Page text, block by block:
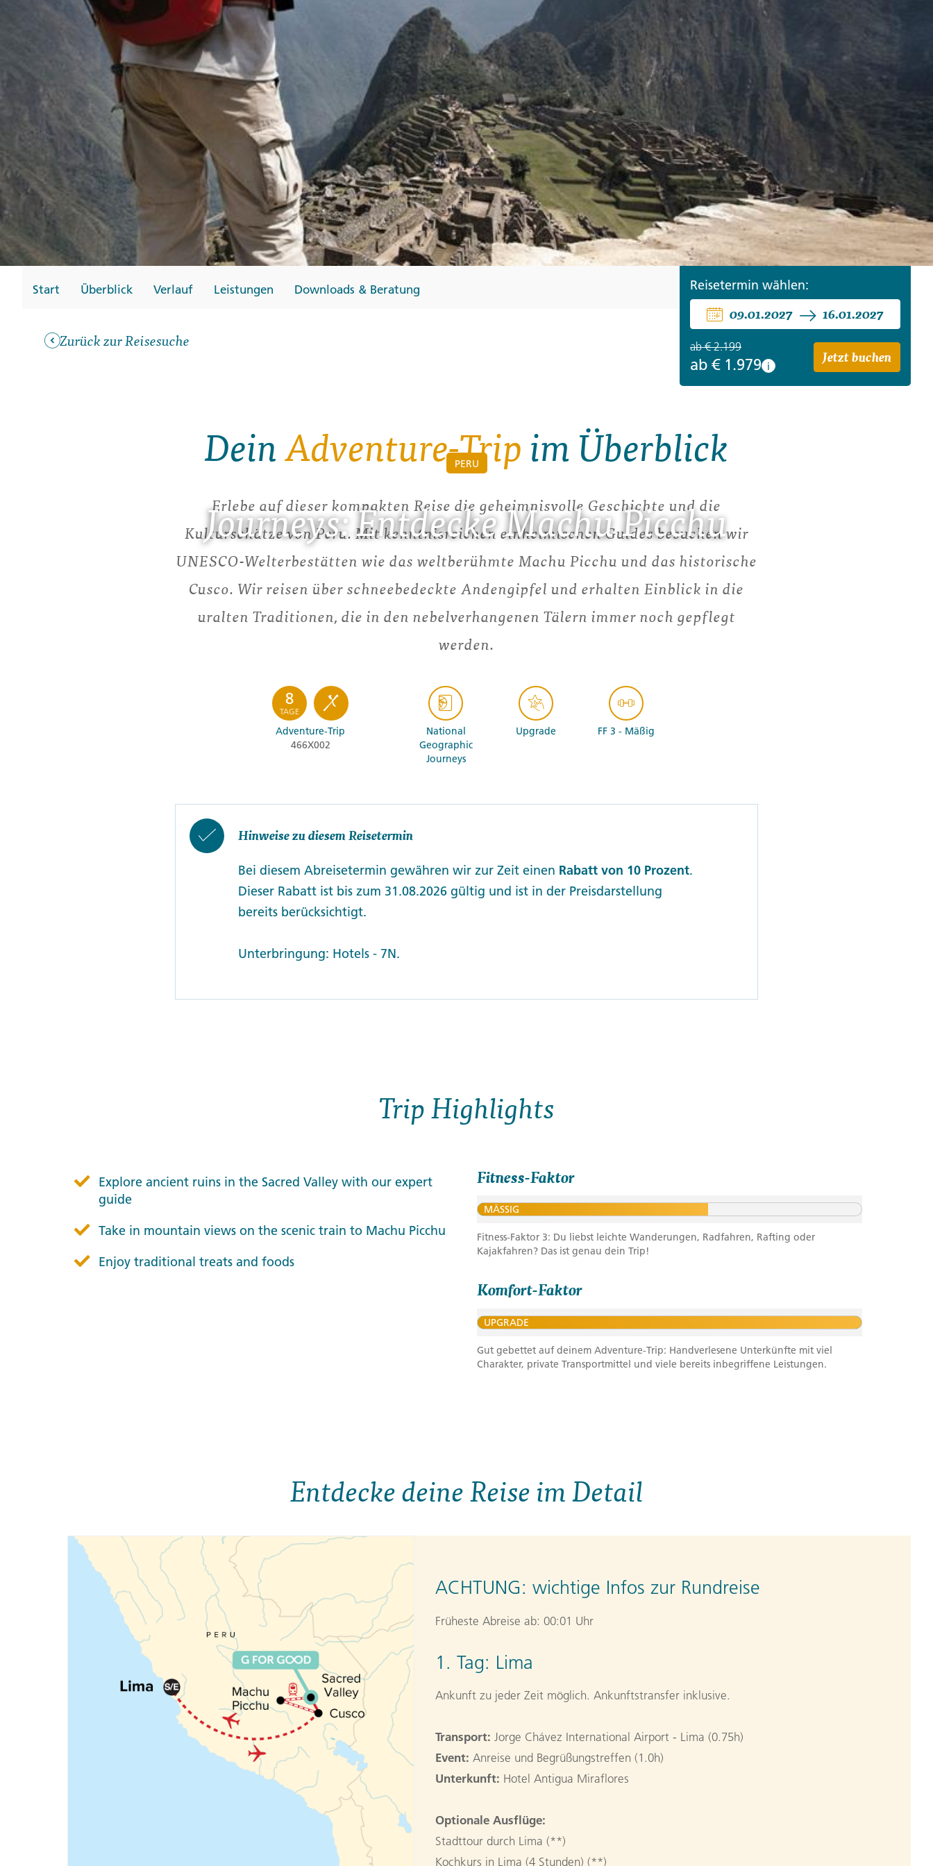
Finnland
Montenegro
Zypern
Beratung +49 (0) 431 5446-0 Reisefinder öffnen
Gutscheine
Messen und Veranstaltungen
Notfallteam und
Krisenmanagement
Beratung Reisefinder öffnen
Beratung +49 (0) 431 5446-0 Reisefinder öffnen
PERU
Journeys: Entdecke Machu Picchu
Start Überblick Verlauf Leistungen Downloads & Beratung
Zurück zur Reisesuche
Reisetermin wählen:
09.01.2027 16.01.2027
ab€ 2.199
ab € 1.979 i Jetzt buchen
DeinAdventure-Trip im Überblick
Erlebe auf dieser kompakten Reise die geheimnisvolle Geschichte und die
Kulturschätze von Peru. Mit kenntnisreichen einheimischen Guides besuchen wir
UNESCO-Welterbestätten wie das weltberühmte Machu Picchu und das historische
Cusco. Wir reisen über schneebedeckte Andengipfel und erhalten Einblick in die
uralten Traditionen, die in den nebelverhangenen Tälern immer noch gepflegt
werden.
8
TAGE
Adventure-Trip
466X002
National
Geographic
Journeys
Upgrade FF 3 - Mäßig
Hinweise zu diesem Reisetermin
Bei diesem Abreisetermin gewähren wir zur Zeit einen Rabatt von 10 Prozent.
Dieser Rabatt ist bis zum 31.08.2026 gültig und ist in der Preisdarstellung
bereits berücksichtigt.
Unterbringung: Hotels - 7N.
Trip Highlights
Explore ancient ruins in the Sacred Valley with our expert
guide
Take in mountain views on the scenic train to Machu Picchu
Enjoy traditional treats and foods
Fitness-Faktor
MÄSSIG
Fitness-Faktor 3: Du liebst leichte Wanderungen, Radfahren, Rafting oder
Kajakfahren? Das ist genau dein Trip!
Komfort-Faktor
UPGRADE
Gut gebettet auf deinem Adventure-Trip: Handverlesene Unterkünfte mit viel
Charakter, private Transportmittel und viele bereits inbegriffene Leistungen.
Entdecke deine Reise im Detail
ACHTUNG: wichtige Infos zur Rundreise
Früheste Abreise ab: 00:01 Uhr
1. Tag: Lima
Ankunft zu jeder Zeit möglich. Ankunftstransfer inklusive.
Transport: Jorge Chávez International Airport - Lima (0.75h)
Event: Anreise und Begrüßungstreffen (1.0h)
Unterkunft: Hotel Antigua Miraflores
Optionale Ausflüge:
Stadttour durch Lima (**)
Kochkurs in Lima (4 Stunden) (**)